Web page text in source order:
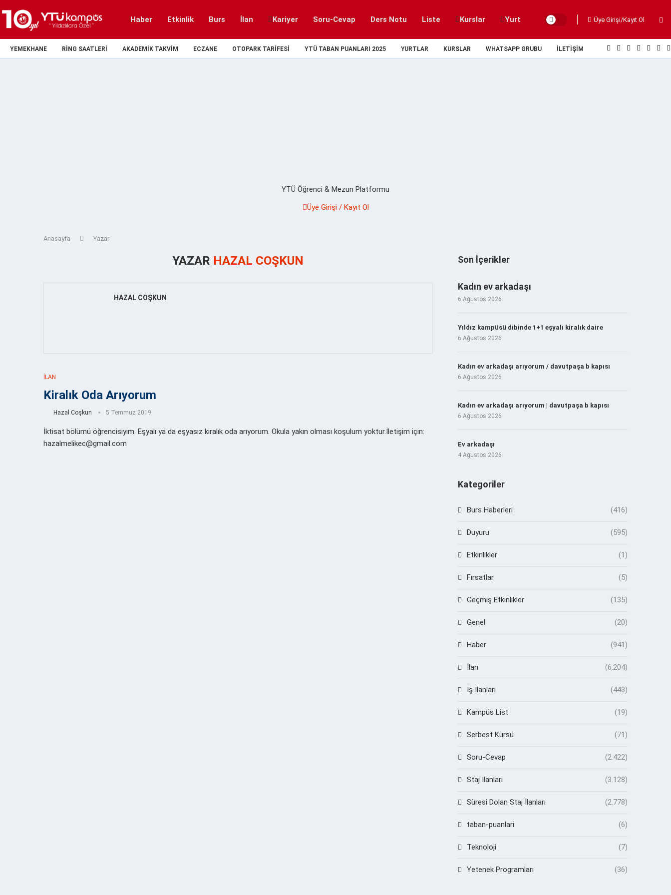
Haber Etkinlik Burs İlan Kariyer Soru-Cevap Ders Notu Liste Kurslar Yurt Üye Girişi/Kayıt Ol
YEMEKHANE RING SAATLERI AKADEMIK TAKVIM ECZANE OTOPARK TARIFESI YTÜ TABAN PUANLARI 2025 YURTLAR KURSLAR WHATSAPP GRUBU İLETIŞIM
YTÜ Öğrenci & Mezun Platformu
Üye Girişi / Kayıt Ol
Anasayfa Yazar
YAZAR HAZAL COŞKUN
HAZAL COŞKUN
İLAN
Kiralık Oda Arıyorum
Hazal Coşkun 5 Temmuz 2019
İktisat bölümü öğrencisiyim. Eşyalı ya da eşyasız kiralık oda arıyorum. Okula yakın olması koşulum yoktur.İletişim için:
hazalmelikec@gmail.com
Son İçerikler
Kadın ev arkadaşı
6 Ağustos 2026
Yıldız kampüsü dibinde 1+1 eşyalı kiralık daire
6 Ağustos 2026
Kadın ev arkadaşı arıyorum / davutpaşa b kapısı
6 Ağustos 2026
Kadın ev arkadaşı arıyorum | davutpaşa b kapısı
6 Ağustos 2026
Ev arkadaşı
4 Ağustos 2026
Kategoriler
Burs Haberleri (416)
Duyuru (595)
Etkinlikler (1)
Fırsatlar (5)
Geçmiş Etkinlikler (135)
Genel (20)
Haber (941)
İlan (6.204)
İş İlanları (443)
Kampüs List (19)
Serbest Kürsü (71)
Soru-Cevap (2.422)
Staj İlanları (3.128)
Süresi Dolan Staj İlanları (2.778)
taban-puanlari (6)
Teknoloji (7)
Yetenek Programları (36)